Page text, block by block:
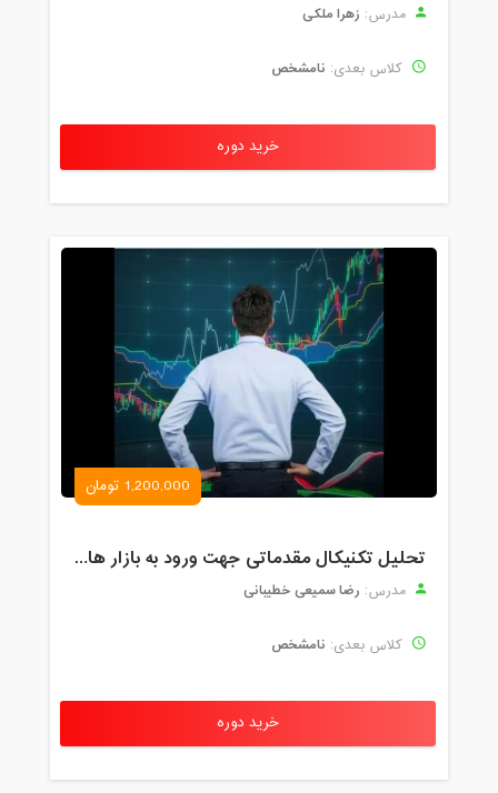
مدرس: زهرا ملکی
کلاس بعدی: نامشخص
خرید دوره
1,200,000 تومان
تحلیل تکنیکال مقدماتی جهت ورود به بازار های مالی (رمز ارز و فارکس )
مدرس: رضا سمیعی خطیبانی
کلاس بعدی: نامشخص
خرید دوره